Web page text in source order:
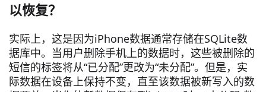
以恢复？
实际上，这是因为iPhone数据通常存储在SQLite数
据库中。当用户删除手机上的数据时，这些被删除的
短信的标签将从“已分配”更改为“未分配”。但是，实
际数据在设备上保持不变，直至该数据被新写入的数